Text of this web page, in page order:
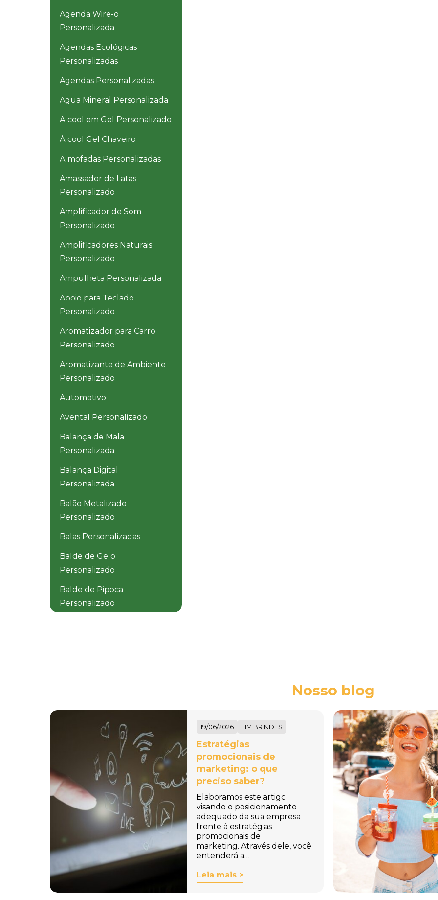
Agenda Wire-o
Personalizada
Agendas Ecológicas
Personalizadas
Agendas Personalizadas
Agua Mineral Personalizada
Alcool em Gel Personalizado
Álcool Gel Chaveiro
Almofadas Personalizadas
Amassador de Latas
Personalizado
Amplificador de Som
Personalizado
Amplificadores Naturais
Personalizado
Ampulheta Personalizada
Apoio para Teclado
Personalizado
Aromatizador para Carro
Personalizado
Aromatizante de Ambiente
Personalizado
Automotivo
Avental Personalizado
Balança de Mala
Personalizada
Balança Digital
Personalizada
Balão Metalizado
Personalizado
Balas Personalizadas
Balde de Gelo
Personalizado
Balde de Pipoca
Personalizado
Baleiro Personalizado
Bambolê Personalizado
Bandana para Cachorro
Personalizada
Bandanas Personalizadas
Bandeira de Mesa
Personalizada
Bandeira para Carro
Personalizada
Nosso blog
19/06/2026 HM BRINDES
Estratégias
promocionais de
marketing: o que
preciso saber?
Elaboramos este artigo
visando o posicionamento
adequado da sua empresa
frente à estratégias
promocionais de
marketing. Através dele, você
entenderá a…
Leia mais >